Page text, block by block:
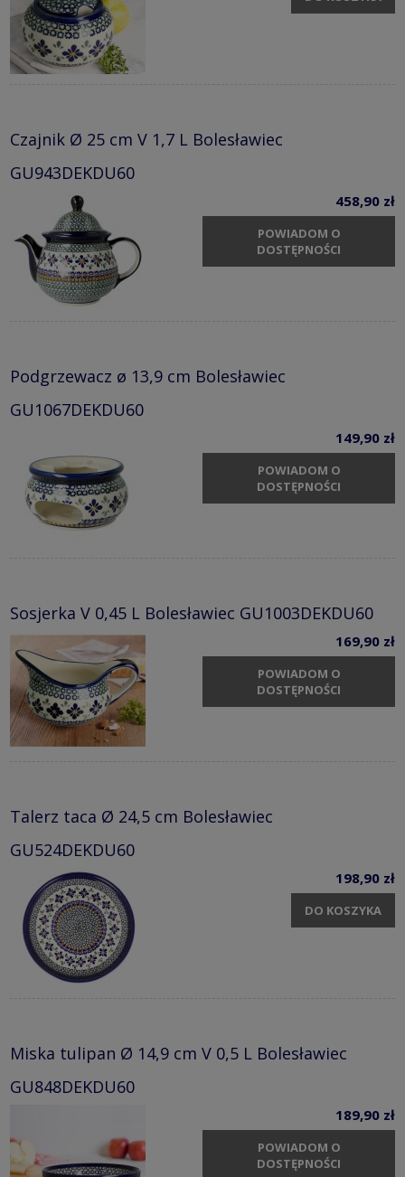
Czajnik Ø 25 cm V 1,7 L Bolesławiec
GU943DEKDU60
458,90 zł
POWIADOM O
DOSTĘPNOŚCI
Podgrzewacz ø 13,9 cm Bolesławiec
GU1067DEKDU60
149,90 zł
POWIADOM O
DOSTĘPNOŚCI
Sosjerka V 0,45 L Bolesławiec GU1003DEKDU60
169,90 zł
POWIADOM O
DOSTĘPNOŚCI
Talerz taca Ø 24,5 cm Bolesławiec
GU524DEKDU60
198,90 zł
DO KOSZYKA
Miska tulipan Ø 14,9 cm V 0,5 L Bolesławiec
GU848DEKDU60
189,90 zł
POWIADOM O
DOSTĘPNOŚCI